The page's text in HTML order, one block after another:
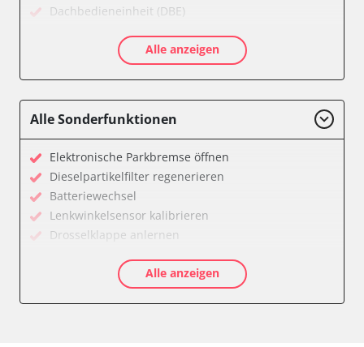
Dachbedieneinheit (DBE)
Feststellbremse (EPB / SBC)
Getriebesteuerung
Kombiinstrument
Motorsteuerung (EMS)
Reifendruckkontrolle (RDK)
Servolenkung
Sitzpositionsspeicher Fahrer
Start Authentifikation
Zentralelektronik
Zentralverriegelung
Alle anzeigen
Alle Sonderfunktionen
Elektronische Parkbremse öffnen
Dieselpartikelfilter regenerieren
Batteriewechsel
Lenkwinkelsensor kalibrieren
Drosselklappe anlernen
Luftmassenmesser anlernen
Elektronische Parkbremse kalibrieren
Alle anzeigen